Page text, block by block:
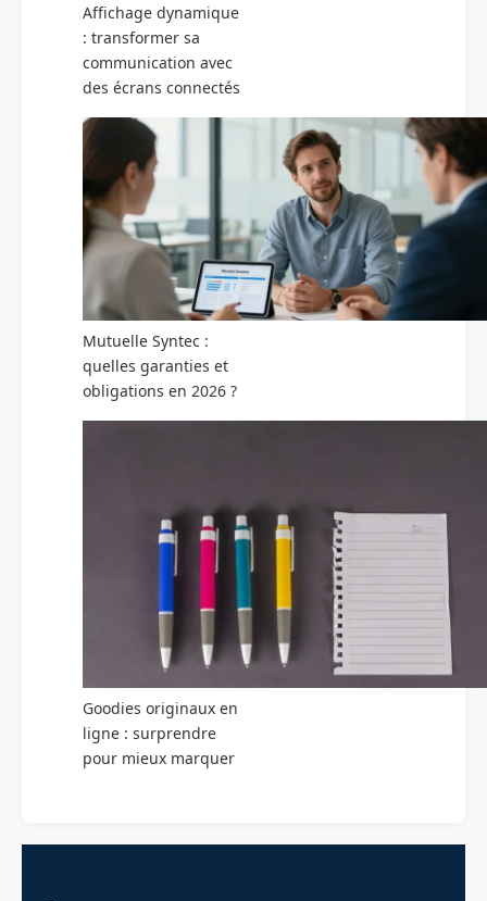
Affichage dynamique
: transformer sa
communication avec
des écrans connectés
Mutuelle Syntec :
quelles garanties et
obligations en 2026 ?
Goodies originaux en
ligne : surprendre
pour mieux marquer